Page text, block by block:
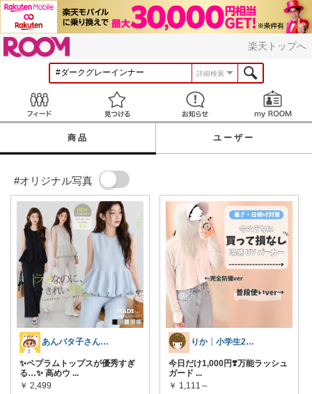
楽天トップへ
詳細検索
見つける お知らせ
商品 ユーザー
#オリジナル写真
あんバタ子さん🥞🍞
✨ペプラムトップスが優秀すぎ
る…✨ 高めウ ...
￥ 2,499
りか┊小学生2人4人家族2LDK暮らし
今日だけ1,000円❣️万能ラッシュ
ガード ...
￥ 1,111～